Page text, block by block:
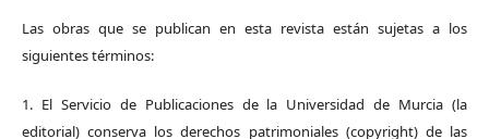
Las obras que se publican en esta revista están sujetas a los
siguientes términos:
1. El Servicio de Publicaciones de la Universidad de Murcia (la
editorial) conserva los derechos patrimoniales (copyright) de las